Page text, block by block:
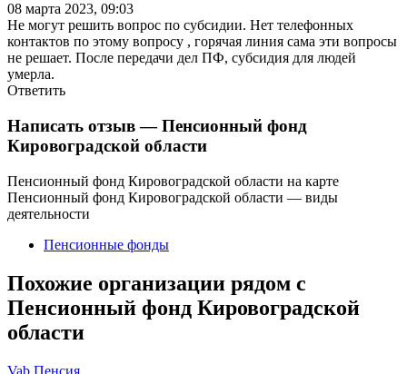
08 марта 2023, 09:03
Не могут решить вопрос по субсидии. Нет телефонных
контактов по этому вопросу , горячая линия сама эти вопросы
не решает. После передачи дел ПФ, субсидия для людей
умерла.
Ответить
Написать отзыв— Пенсионный фонд
Кировоградской области
Пенсионный фонд Кировоградской области на карте
Пенсионный фонд Кировоградской области — виды
деятельности
Пенсионные фонды
Похожие организации рядом с
Пенсионный фонд Кировоградской
области
Vab Пенсия